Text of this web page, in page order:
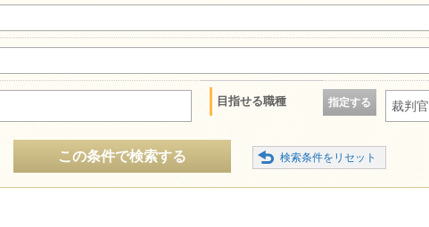
目指せる職種 指定する 裁判官
この条件で検索する